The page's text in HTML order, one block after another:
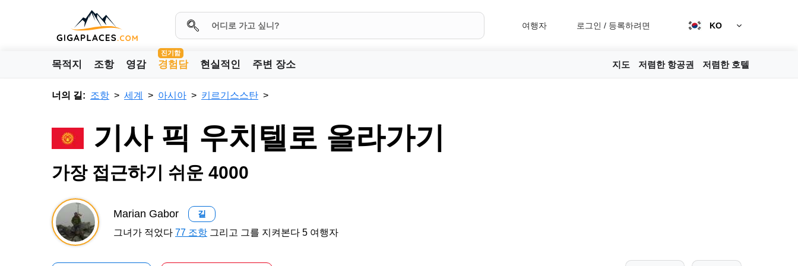
여행자 로그인 / 등록하려면 KO
목적지 조항 영감
진기함
경험담 현실적인 주변 장소 지도 저렴한 항공권 저렴한 호텔
너의 길: 조항 세계 아시아 키르기스스탄
기사 픽 우치텔로 올라가기
가장 접근하기 쉬운 4000
Marian Gabor 길
그녀가 적었다 77 조항 그리고 그를 지켜본다 5 여행자